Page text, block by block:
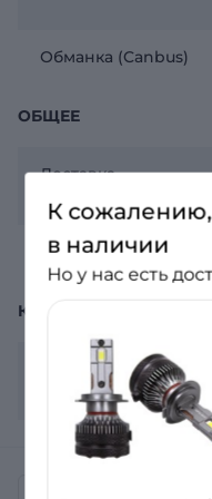
Обманка (Canbus)
ОБЩЕЕ
Доставка
Гарантия
КОМПЛЕКТАЦИЯ
Комплектация
К сожалению,
в наличии
Но у нас есть